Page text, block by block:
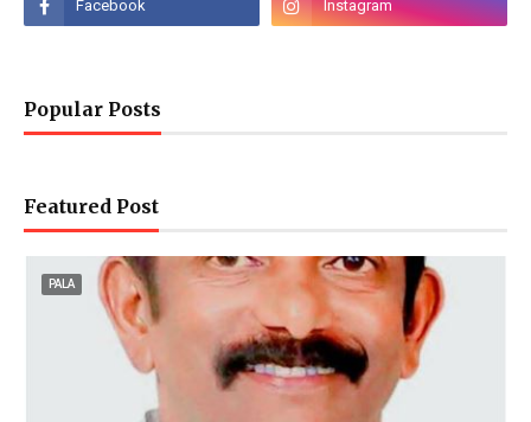
Popular Posts
Featured Post
PALA